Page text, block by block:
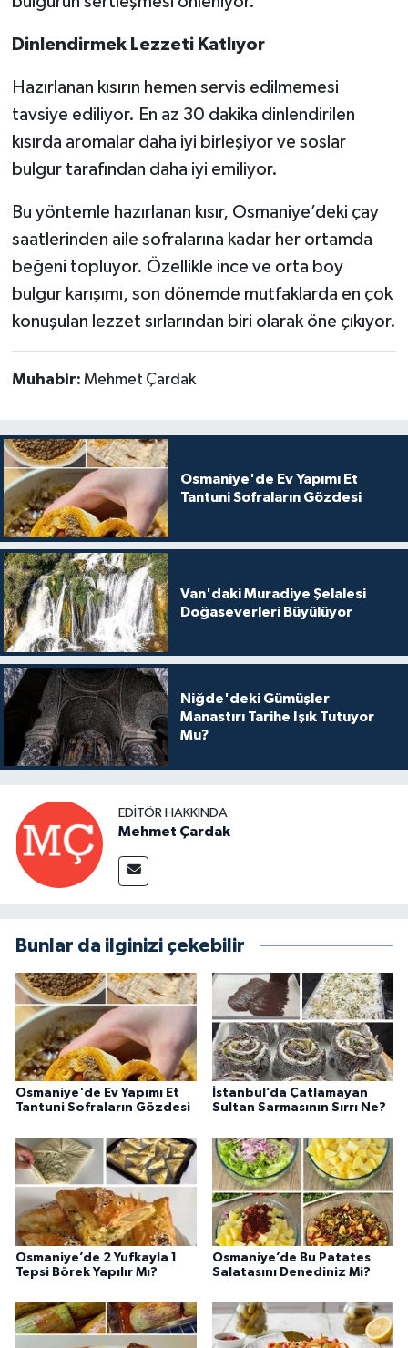
Dinlendirmek Lezzeti Katlıyor
Hazırlanan kısırın hemen servis edilmemesi
tavsiye ediliyor. En az 30 dakika dinlendirilen
kısırda aromalar daha iyi birleşiyor ve soslar
bulgur tarafından daha iyi emiliyor.
Bu yöntemle hazırlanan kısır, Osmaniye’deki çay
saatlerinden aile sofralarına kadar her ortamda
beğeni topluyor. Özellikle ince ve orta boy
bulgur karışımı, son dönemde mutfaklarda en çok
konuşulan lezzet sırlarından biri olarak öne çıkıyor.
Muhabir: Mehmet Çardak
Osmaniye'de Ev Yapımı Et
Tantuni Sofraların Gözdesi
Van'daki Muradiye Şelalesi
Doğaseverleri Büyülüyor
Niğde'deki Gümüşler
Manastırı Tarihe Işık Tutuyor
Mu?
EDITÖR HAKKINDA
Mehmet Çardak
Bunlar da ilginizi çekebilir
Osmaniye'de Ev Yapımı Et
Tantuni Sofraların Gözdesi
İstanbul’da Çatlamayan
Sultan Sarmasının Sırrı Ne?
Osmaniye’de 2 Yufkayla 1
Tepsi Börek Yapılır Mı?
Osmaniye’de Bu Patates
Salatasını Denediniz Mi?